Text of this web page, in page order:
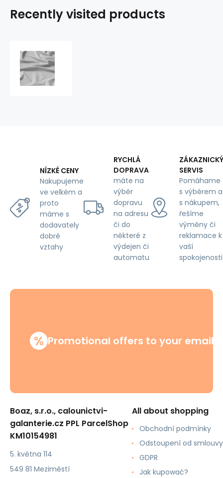
Recently visited products
NÍZKÉ CENY
Nakupujeme
ve velkém a
proto
máme s
dodavately
dobré
vztahy
RYCHLÁ
DOPRAVA
máte na
výběr
dopravu
na adresu
či do
některé z
výdejen či
automatu
ZÁKAZNICKÝ
SERVIS
Pomáhame
s výběrem a
s nákupem,
řešíme
výměny či
reklamace k
vaší
spokojenosti
% Promotional offers to your email
Boaz, s.r.o., calounictvi-
galanterie.cz PPL ParcelShop
KM10154981
5. května 114
549 81 Meziměstí
All about shopping
Obchodní podmínky
Odstoupení od smlouvy
GDPR
Jak kupować?